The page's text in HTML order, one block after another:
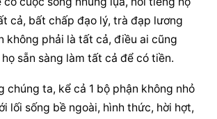
cả, bất chấp đạo lý, trà đạp lương
không phải là tất cả, điều ai cũng
sẵn sàng làm tất cả để có tiền.
chúng ta, kể cả 1 bộ phận không nhỏ
lối sống bề ngoài, hình thức, hời hợt,